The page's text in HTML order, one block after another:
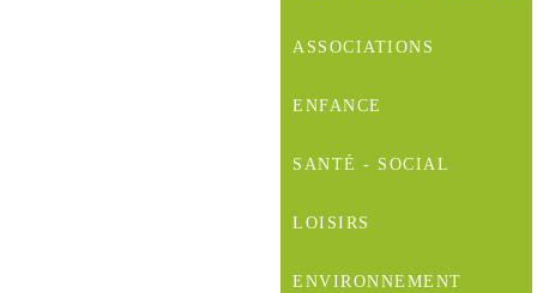
ASSOCIATIONS
ENFANCE
SANTÉ - SOCIAL
LOISIRS
ENVIRONNEMENT